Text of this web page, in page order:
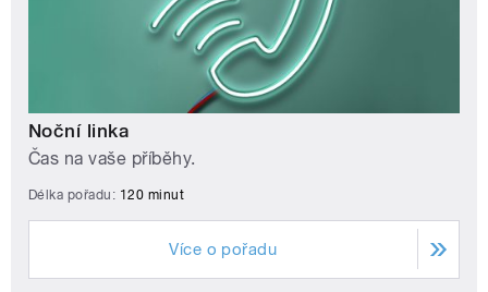
Noční linka
Čas na vaše příběhy.
Délka pořadu: 120 minut
Více o pořadu